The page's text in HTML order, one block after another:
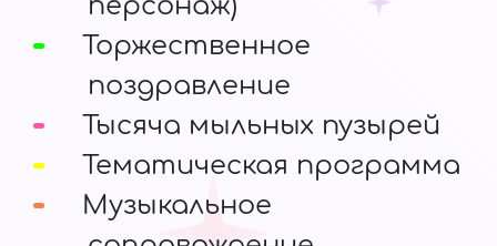
Торжественное
поздравление
Тысяча мыльных пузырей
Тематическая программа
Музыкальное